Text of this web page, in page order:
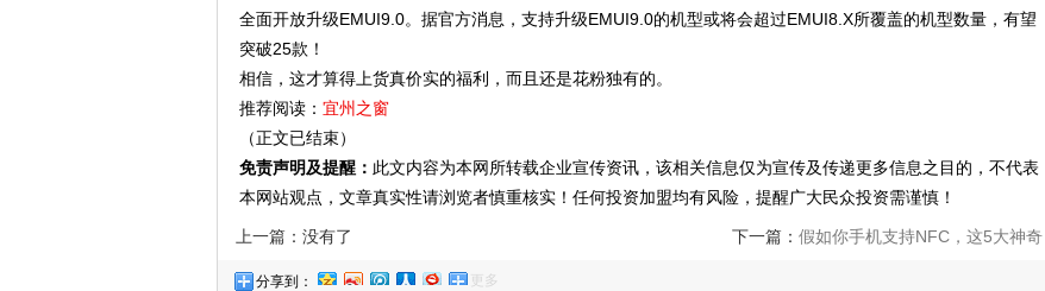
全面开放升级EMUI9.0。据官方消息，支持升级EMUI9.0的机型或将会超过EMUI8.X所覆盖的机型数量，有望
突破25款！
相信，这才算得上货真价实的福利，而且还是花粉独有的。
推荐阅读： 宜州之窗
（正文已结束）
免责声明及提醒： 此文内容为本网所转载企业宣传资讯，该相关信息仅为宣传及传递更多信息之目的，不代表
本网站观点，文章真实性请浏览者慎重核实！任何投资加盟均有风险，提醒广大民众投资需谨慎！
上一篇：没有了 下一篇： 假如你手机支持NFC，这5大神奇
分享到： 更多